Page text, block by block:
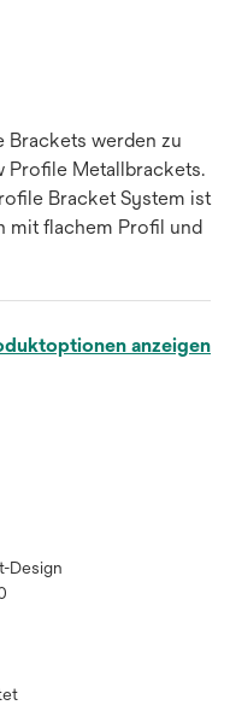
werden zu
Metallbrackets.
Bracket System ist
mit flachem Profil und
anzeigen
Design